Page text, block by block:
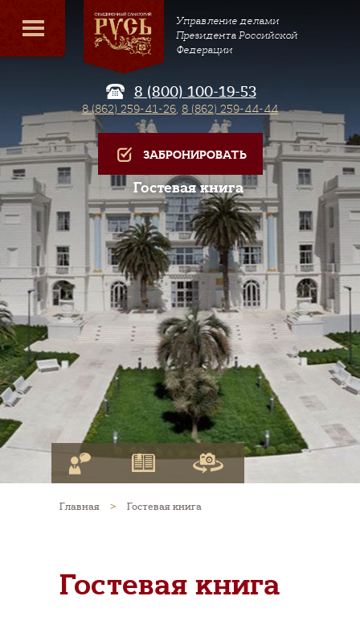
Управление делами
Президента Российской
Федерации
8 (800) 100-19-53
8 (862) 259-41-26, 8 (862) 259-44-44
ЗАБРОНИРОВАТЬ
Гостевая книга
Главная > Гостевая книга
Гостевая книга